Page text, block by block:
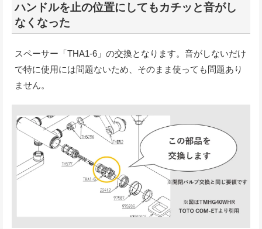
ハンドルを止の位置にしてもカチッと音がし
なくなった
スペーサー「THA1-6」の交換となります。音がしないだけ
で特に使用には問題ないため、そのまま使っても問題あり
ません。